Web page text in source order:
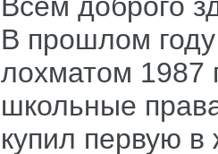
Всем доброго
В прошлом
лохматом 1987
школьные
купил первую